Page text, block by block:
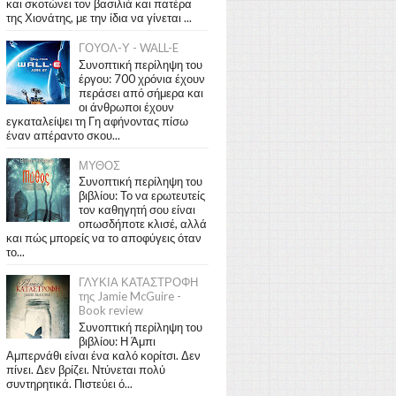
και σκοτώνει τον βασιλιά και πατέρα
της Χιονάτης, με την ίδια να γίνεται ...
ΓΟΥΟΛ-Υ - WALL-E
Συνοπτική περίληψη του
έργου: 700 χρόνια έχουν
περάσει από σήμερα και
οι άνθρωποι έχουν
εγκαταλείψει τη Γη αφήνοντας πίσω
έναν απέραντο σκου...
ΜΥΘΟΣ
Συνοπτική περίληψη του
βιβλίου: Το να ερωτευτείς
τον καθηγητή σου είναι
οπωσδήποτε κλισέ, αλλά
και πώς μπορείς να το αποφύγεις όταν
το...
ΓΛΥΚΙΑ ΚΑΤΑΣΤΡΟΦΗ
της Jamie McGuire -
Book review
Συνοπτική περίληψη του
βιβλίου: Η Άμπι
Αμπερνάθι είναι ένα καλό κορίτσι. Δεν
πίνει. Δεν βρίζει. Ντύνεται πολύ
συντηρητικά. Πιστεύει ό...